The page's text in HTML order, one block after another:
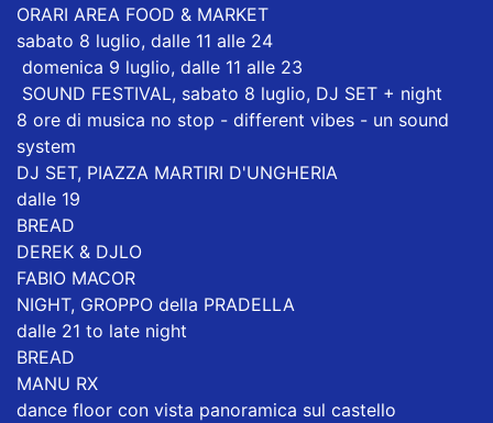
ORARI AREA FOOD & MARKET
sabato 8 luglio, dalle 11 alle 24
domenica 9 luglio, dalle 11 alle 23
SOUND FESTIVAL, sabato 8 luglio, DJ SET + night
8 ore di musica no stop - different vibes - un sound
system
DJ SET, PIAZZA MARTIRI D'UNGHERIA
dalle 19
BREAD
DEREK & DJLO
FABIO MACOR
NIGHT, GROPPO della PRADELLA
dalle 21 to late night
BREAD
MANU RX
dance floor con vista panoramica sul castello